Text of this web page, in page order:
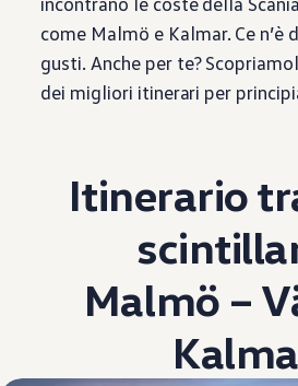
come Malmö e Kalmar. Ce
gusti. Anche per te?
dei migliori itinerari per
Itinerario
Malmö –